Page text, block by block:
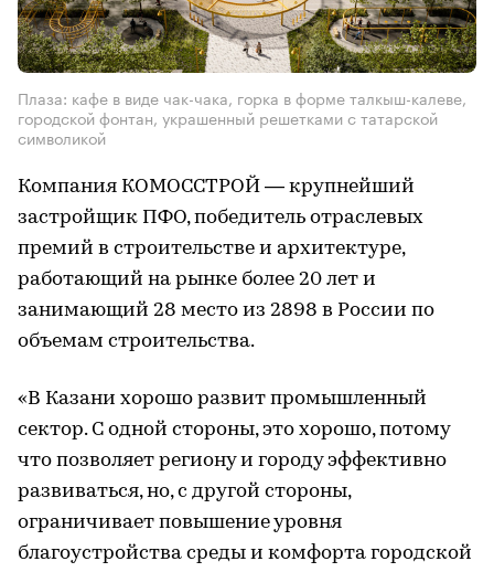
Плаза: кафе в виде чак-чака, горка в форме талкыш-калеве,
городской фонтан, украшенный решетками с татарской
символикой
Компания КОМОССТРОЙ — крупнейший
застройщик ПФО, победитель отраслевых
премий в строительстве и архитектуре,
работающий на рынке более 20 лет и
занимающий 28 место из 2898 в России по
объемам строительства.
«В Казани хорошо развит промышленный
сектор. С одной стороны, это хорошо, потому
что позволяет региону и городу эффективно
развиваться, но, с другой стороны,
ограничивает повышение уровня
благоустройства среды и комфорта городской